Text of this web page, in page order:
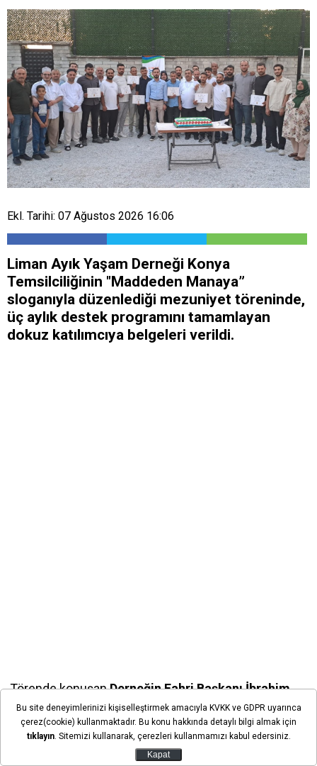
Ekl. Tarihi: 07 Ağustos 2026 16:06
Liman Ayık Yaşam Derneği Konya
Temsilciliğinin "Maddeden Manaya”
sloganıyla düzenlediği mezuniyet töreninde,
üç aylık destek programını tamamlayan
dokuz katılımcıya belgeleri verildi.
Törende konuşanDerneğin Fahri Başkanı İbrahim
Okka,yeni hizmet binasıyla kapasitenin artırılacağını
belirtirken, İslami Değerleri Tanıtma Vakfı Başkanı
Mustafa Selek ise bağımlılıktan uzak bir hayatın
sürdürülmesinde manevi değerlerin önemine dikkati
Bu site deneyimlerinizi kişiselleştirmek amacıyla KVKK ve GDPR uyarınca
çerez(cookie) kullanmaktadır. Bu konu hakkında detaylı bilgi almak için
tıklayın. Sitemizi kullanarak, çerezleri kullanmamızı kabul edersiniz.
Kapat